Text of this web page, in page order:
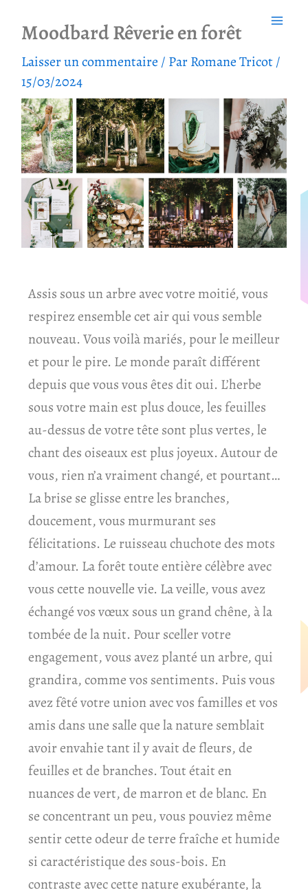
contenu
Moodbard Rêverie en forêt
Laisser un commentaire / ParRomane Tricot/
15/03/2024
Assis sous un arbre avec votre moitié, vous
respirez ensemble cet air qui vous semble
nouveau. Vous voilà mariés, pour le meilleur
et pour le pire. Le monde paraît différent
depuis que vous vous êtes dit oui. L’herbe
sous votre main est plus douce, les feuilles
au-dessus de votre tête sont plus vertes, le
chant des oiseaux est plus joyeux. Autour de
vous, rien n’a vraiment changé, et pourtant…
La brise se glisse entre les branches,
doucement, vous murmurant ses
félicitations. Le ruisseau chuchote des mots
d’amour. La forêt toute entière célèbre avec
vous cette nouvelle vie. La veille, vous avez
échangé vos vœux sous un grand chêne, à la
tombée de la nuit. Pour sceller votre
engagement, vous avez planté un arbre, qui
grandira, comme vos sentiments. Puis vous
avez fêté votre union avec vos familles et vos
amis dans une salle que la nature semblait
avoir envahie tant il y avait de fleurs, de
feuilles et de branches. Tout était en
nuances de vert, de marron et de blanc. En
se concentrant un peu, vous pouviez même
sentir cette odeur de terre fraîche et humide
si caractéristique des sous-bois. En
contraste avec cette nature exubérante, la